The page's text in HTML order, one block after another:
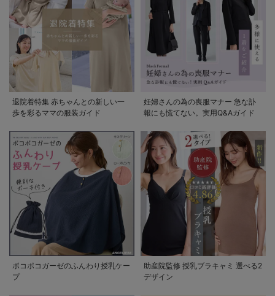
退院着特集 赤ちゃんとの新しい一
歩を彩るママの服装ガイド
妊婦さんの為の喪服マナー 急な訃
報にも慌てない。実用Q&Aガイド
ポコポコガーゼのふんわり授乳ケー
プ
助産院監修 授乳ブラキャミ 選べる2
デザイン